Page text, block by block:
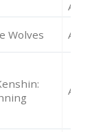
Wolves